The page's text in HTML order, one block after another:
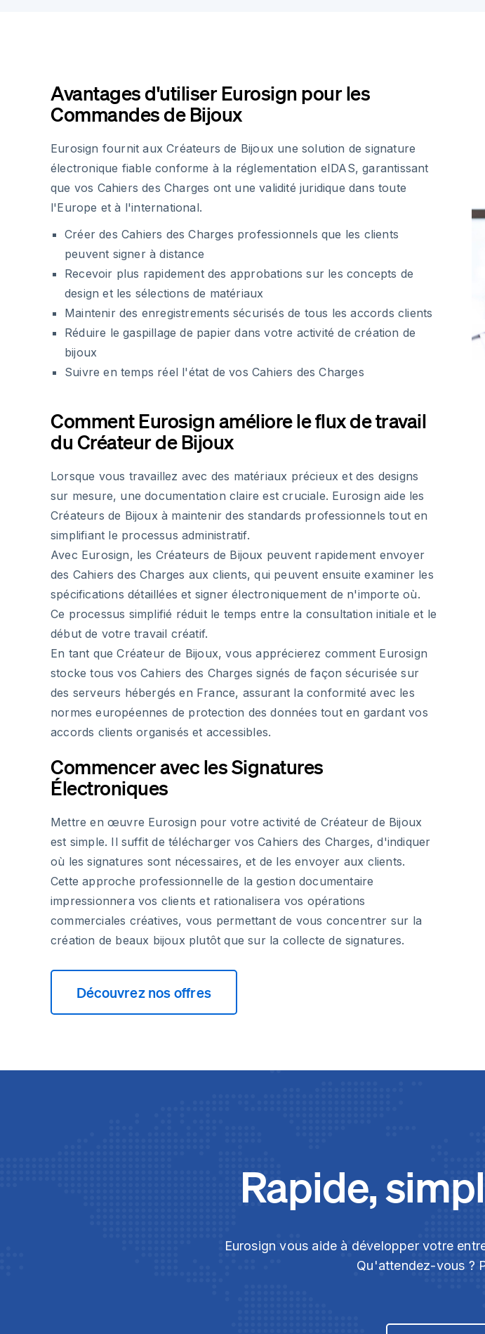
Avantages d'utiliser Eurosign pour les
Commandes de Bijoux
Eurosign fournit aux Créateurs de Bijoux une solution de signature
électronique fiable conforme à la réglementation eIDAS, garantissant
que vos Cahiers des Charges ont une validité juridique dans toute
l'Europe et à l'international.
Créer des Cahiers des Charges professionnels que les clients
peuvent signer à distance
Recevoir plus rapidement des approbations sur les concepts de
design et les sélections de matériaux
Maintenir des enregistrements sécurisés de tous les accords clients
Réduire le gaspillage de papier dans votre activité de création de
bijoux
Suivre en temps réel l'état de vos Cahiers des Charges
Comment Eurosign améliore le flux de travail
du Créateur de Bijoux
Lorsque vous travaillez avec des matériaux précieux et des designs
sur mesure, une documentation claire est cruciale. Eurosign aide les
Créateurs de Bijoux à maintenir des standards professionnels tout en
simplifiant le processus administratif.
Avec Eurosign, les Créateurs de Bijoux peuvent rapidement envoyer
des Cahiers des Charges aux clients, qui peuvent ensuite examiner les
spécifications détaillées et signer électroniquement de n'importe où.
Ce processus simplifié réduit le temps entre la consultation initiale et le
début de votre travail créatif.
En tant que Créateur de Bijoux, vous apprécierez comment Eurosign
stocke tous vos Cahiers des Charges signés de façon sécurisée sur
des serveurs hébergés en France, assurant la conformité avec les
normes européennes de protection des données tout en gardant vos
accords clients organisés et accessibles.
Commencer avec les Signatures
Électroniques
Mettre en œuvre Eurosign pour votre activité de Créateur de Bijoux
est simple. Il suffit de télécharger vos Cahiers des Charges, d'indiquer
où les signatures sont nécessaires, et de les envoyer aux clients.
Cette approche professionnelle de la gestion documentaire
impressionnera vos clients et rationalisera vos opérations
commerciales créatives, vous permettant de vous concentrer sur la
création de beaux bijoux plutôt que sur la collecte de signatures.
Découvrez nos offres
Rapide,
Eurosign vous aide à développer votre
Qu'attendez-vous ?